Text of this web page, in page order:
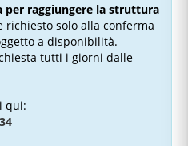
per raggiungere la struttura
richiesto solo alla conferma
a disponibilità.
tutti i giorni dalle
qui: